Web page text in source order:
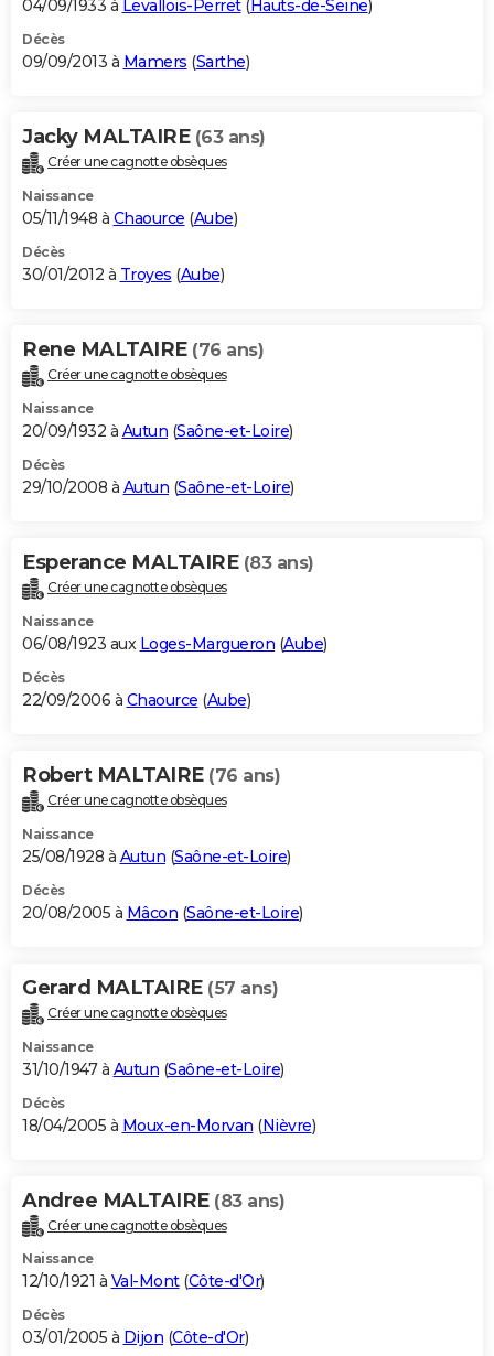
04/09/1933 à Levallois-Perret( Hauts-de-Seine)
Décès
09/09/2013 à Mamers (Sarthe)
Jacky MALTAIRE (63 ans)
Créer une cagnotte obsèques
Naissance
05/11/1948 à Chaource (Aube)
Décès
30/01/2012 à Troyes (Aube)
Rene MALTAIRE (76 ans)
Créer une cagnotte obsèques
Naissance
20/09/1932 à Autun (Saône-et-Loire)
Décès
29/10/2008 à Autun (Saône-et-Loire)
Esperance MALTAIRE (83 ans)
Créer une cagnotte obsèques
Naissance
06/08/1923 aux Loges-Margueron (Aube)
Décès
22/09/2006 à Chaource (Aube)
Robert MALTAIRE (76 ans)
Créer une cagnotte obsèques
Naissance
25/08/1928 à Autun (Saône-et-Loire)
Décès
20/08/2005 à Mâcon (Saône-et-Loire)
Gerard MALTAIRE (57 ans)
Créer une cagnotte obsèques
Naissance
31/10/1947 à Autun (Saône-et-Loire)
Décès
18/04/2005 à Moux-en-Morvan (Nièvre)
Andree MALTAIRE (83 ans)
Créer une cagnotte obsèques
Naissance
12/10/1921 à Val-Mont(Côte-d'Or)
Décès
03/01/2005 à Dijon (Côte-d'Or)